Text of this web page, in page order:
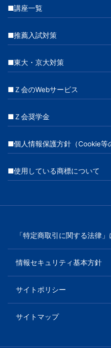
■講座一覧
■推薦入試対策
■東大・京大対策
■Ｚ会のWebサービス
■Ｚ会奨学金
■個人情報保護方針（Cookie等
■使用している商標について
「特定商取引に関する法律
情報セキュリティ基本方針
サイトポリシー
サイトマップ